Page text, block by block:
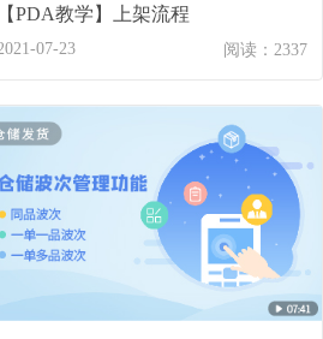
【PDA教学】上架流程
07-23 阅读：2337